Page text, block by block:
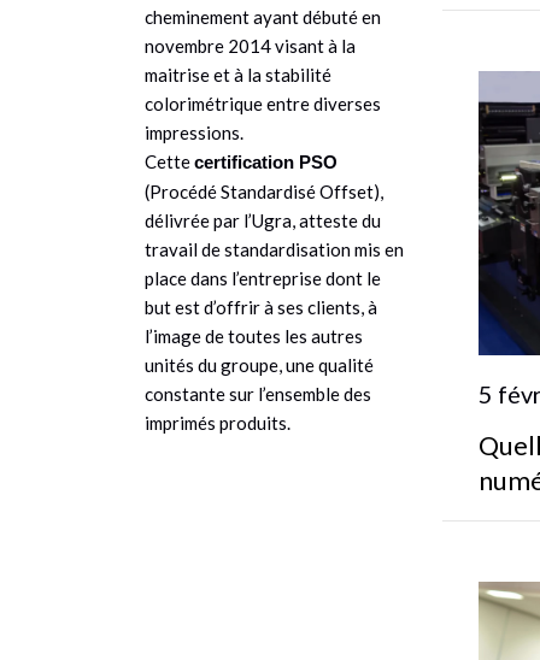
cheminement ayant débuté en
novembre 2014 visant à la
maitrise et à la stabilité
colorimétrique entre diverses
impressions.
Cettecertification PSO
(Procédé Standardisé Offset),
délivrée par l’Ugra, atteste du
travail de standardisation mis en
place dans l’entreprise dont le
but est d’offrir à ses clients, à
l’image de toutes les autres
unités du groupe, une qualité
constante sur l’ensemble des
imprimés produits.
5